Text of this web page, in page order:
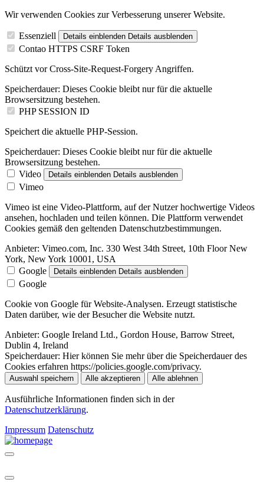
Wir verwenden Cookies zur Verbesserung unserer Website.
Essenziell Details einblenden Details ausblenden
Contao HTTPS CSRF Token
Schützt vor Cross-Site-Request-Forgery Angriffen.
Speicherdauer: Dieses Cookie bleibt nur für die aktuelle
Browsersitzung bestehen.
PHP SESSION ID
Speichert die aktuelle PHP-Session.
Speicherdauer: Dieses Cookie bleibt nur für die aktuelle
Browsersitzung bestehen.
Video
Details einblenden Details ausblenden
Vimeo
Vimeo ist eine Video-Plattform, auf der Nutzer hochwertige Videos
ansehen, hochladen und teilen können. Die Plattform verwendet
Cookies gemäß den geltenden Datenschutzbestimmungen.
Anbieter: Vimeo.com, Inc. 330 West 34th Street, 10th Floor New
York, New York 10001, USA
Google
Details einblenden Details ausblenden
Google
Cookie von Google für Website-Analysen. Erzeugt statistische
Daten darüber, wie der Besucher die Website nutzt.
Anbieter: Google Ireland Ltd., Gordon House, Barrow Street,
Dublin 4, Ireland
Speicherdauer: Hier können Sie mehr über die Speicherdauer des
Cookies erfahren https://policies.google.com/privacy.
Auswahl speichern Alle akzeptieren Alle ablehnen
Ausführliche Informationen finden sich in der
Datenschutzerklärung.
Impressum Datenschutz